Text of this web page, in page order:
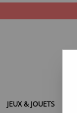
JEUX & JOUETS